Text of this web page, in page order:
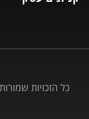
כל הזכויות